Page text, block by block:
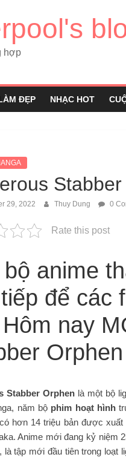
hợp
ĐẸP NHẠC HOT
29, 2022 Thuy Dung 0
Rate this post
bộ anime
tiếp để
Hôm nay
Stabber Orphen là một bộ
năm bộ phim hoạt hình
hơn 14 triệu bản được
Anime mới đang kỷ niệm
là tập mới đầu tiên trong